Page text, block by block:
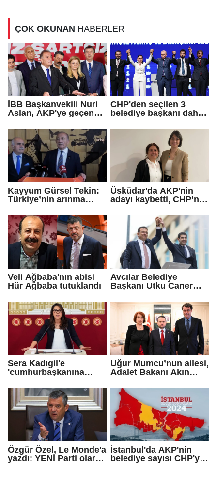
ÇOK OKUNAN HABERLER
İBB Başkanvekili Nuri
Aslan, AKP'ye geçen
iddialarına yanıt verdi
CHP'den seçilen 3
belediye başkanı daha
Kayyum Gürsel Tekin:
Türkiye’nin arınma
geldiniz...
Üsküdar'da AKP'nin
adayı kaybetti, CHP’nin
Çetinkaya Başkan
Vekili seçildi
Veli Ağbaba'nın abisi
Hür Ağbaba tutuklandı
Avcılar Belediye
Başkanı Utku Caner
kararı
Sera Kadıgil'e
'cumhurbaşkanına
soruşturması
Uğur Mumcu’nun ailesi,
Adalet Bakanı Akın
Özgür Özel, Le Monde'a
yazdı: YENİ Parti olarak
İstanbul'da AKP'nin
belediye sayısı CHP'yi